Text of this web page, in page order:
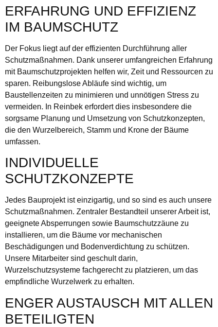
ERFAHRUNG UND EFFIZIENZ
IM BAUMSCHUTZ
Der Fokus liegt auf der effizienten Durchführung aller
Schutzmaßnahmen. Dank unserer umfangreichen Erfahrung
mit Baumschutzprojekten helfen wir, Zeit und Ressourcen zu
sparen. Reibungslose Abläufe sind wichtig, um
Baustellenzeiten zu minimieren und unnötigen Stress zu
vermeiden. In Reinbek erfordert dies insbesondere die
sorgsame Planung und Umsetzung von Schutzkonzepten,
die den Wurzelbereich, Stamm und Krone der Bäume
umfassen.
INDIVIDUELLE
SCHUTZKONZEPTE
Jedes Bauprojekt ist einzigartig, und so sind es auch unsere
Schutzmaßnahmen. Zentraler Bestandteil unserer Arbeit ist,
geeignete Absperrungen sowie Baumschutzzäune zu
installieren, um die Bäume vor mechanischen
Beschädigungen und Bodenverdichtung zu schützen.
Unsere Mitarbeiter sind geschult darin,
Wurzelschutzsysteme fachgerecht zu platzieren, um das
empfindliche Wurzelwerk zu erhalten.
ENGER AUSTAUSCH MIT ALLEN
BETEILIGTEN